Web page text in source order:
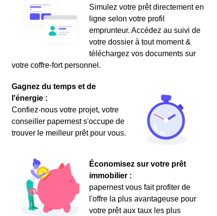
Simulez votre prêt directement en
ligne selon votre profil
emprunteur. Accédez au suivi de
votre dossier à tout moment &
téléchargez vos documents sur
votre coffre-fort personnel.
Gagnez du temps et de
l'énergie :
Confiez-nous votre projet, votre
conseiller papernest s'occupe de
trouver le meilleur prêt pour vous.
Économisez sur votre prêt
immobilier :
papernest vous fait profiter de
l'offre la plus avantageuse pour
votre prêt aux taux les plus